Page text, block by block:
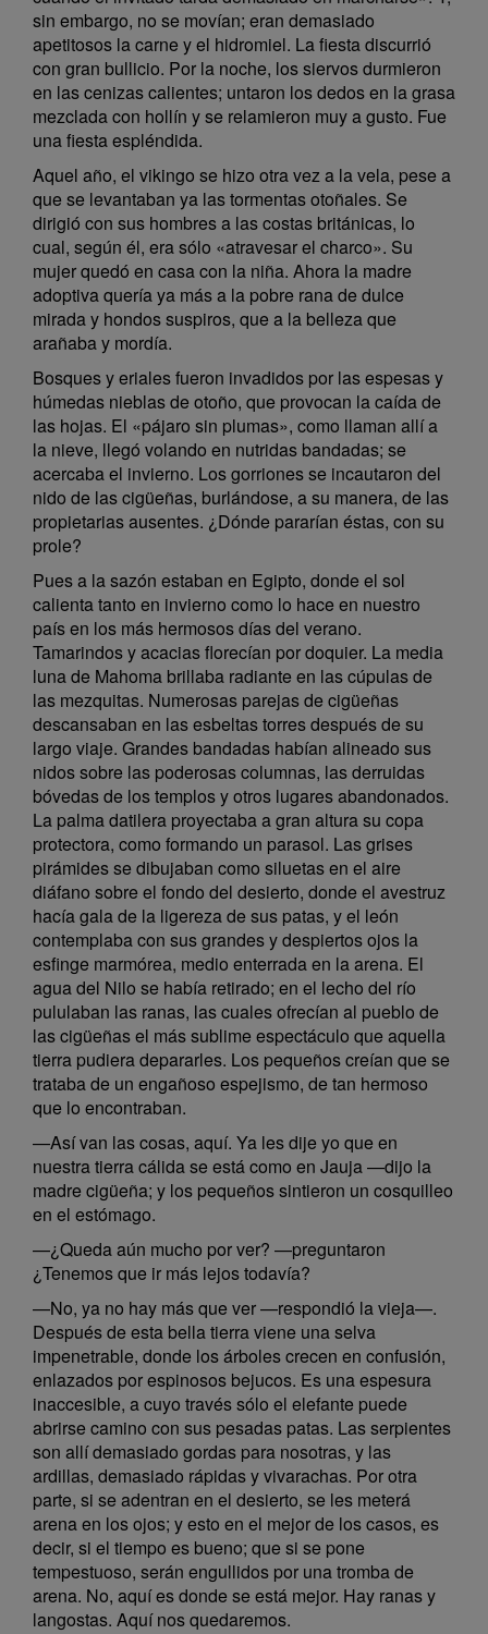
sin embargo, no se movían; eran demasiado
apetitosos la carne y el hidromiel. La fiesta discurrió
con gran bullicio. Por la noche, los siervos durmieron
en las cenizas calientes; untaron los dedos en la grasa
mezclada con hollín y se relamieron muy a gusto. Fue
una fiesta espléndida.
Aquel año, el vikingo se hizo otra vez a la vela, pese a
que se levantaban ya las tormentas otoñales. Se
dirigió con sus hombres a las costas británicas, lo
cual, según él, era sólo «atravesar el charco». Su
mujer quedó en casa con la niña. Ahora la madre
adoptiva quería ya más a la pobre rana de dulce
mirada y hondos suspiros, que a la belleza que
arañaba y mordía.
Bosques y eriales fueron invadidos por las espesas y
húmedas nieblas de otoño, que provocan la caída de
las hojas. El «pájaro sin plumas», como llaman allí a
la nieve, llegó volando en nutridas bandadas; se
acercaba el invierno. Los gorriones se incautaron del
nido de las cigüeñas, burlándose, a su manera, de las
propietarias ausentes. ¿Dónde pararían éstas, con su
prole?
Pues a la sazón estaban en Egipto, donde el sol
calienta tanto en invierno como lo hace en nuestro
país en los más hermosos días del verano.
Tamarindos y acacias florecían por doquier. La media
luna de Mahoma brillaba radiante en las cúpulas de
las mezquitas. Numerosas parejas de cigüeñas
descansaban en las esbeltas torres después de su
largo viaje. Grandes bandadas habían alineado sus
nidos sobre las poderosas columnas, las derruidas
bóvedas de los templos y otros lugares abandonados.
La palma datilera proyectaba a gran altura su copa
protectora, como formando un parasol. Las grises
pirámides se dibujaban como siluetas en el aire
diáfano sobre el fondo del desierto, donde el avestruz
hacía gala de la ligereza de sus patas, y el león
contemplaba con sus grandes y despiertos ojos la
esfinge marmórea, medio enterrada en la arena. El
agua del Nilo se había retirado; en el lecho del río
pululaban las ranas, las cuales ofrecían al pueblo de
las cigüeñas el más sublime espectáculo que aquella
tierra pudiera depararles. Los pequeños creían que se
trataba de un engañoso espejismo, de tan hermoso
que lo encontraban.
—Así van las cosas, aquí. Ya les dije yo que en
nuestra tierra cálida se está como en Jauja —dijo la
madre cigüeña; y los pequeños sintieron un cosquilleo
en el estómago.
—¿Queda aún mucho por ver? —preguntaron
¿Tenemos que ir más lejos todavía?
—No, ya no hay más que ver —respondió la vieja—.
Después de esta bella tierra viene una selva
impenetrable, donde los árboles crecen en confusión,
enlazados por espinosos bejucos. Es una espesura
inaccesible, a cuyo través sólo el elefante puede
abrirse camino con sus pesadas patas. Las serpientes
son allí demasiado gordas para nosotras, y las
ardillas, demasiado rápidas y vivarachas. Por otra
parte, si se adentran en el desierto, se les meterá
arena en los ojos; y esto en el mejor de los casos, es
decir, si el tiempo es bueno; que si se pone
tempestuoso, serán engullidos por una tromba de
arena. No, aquí es donde se está mejor. Hay ranas y
langostas. Aquí nos quedaremos.